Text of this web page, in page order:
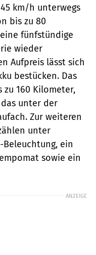
km/h unterwegs
bis zu 80
fünfstündige
wieder
Aufpreis lässt sich
bestücken. Das
160 Kilometer,
unter der
Zur weiteren
unter
ein
sowie ein
ANZEIGE